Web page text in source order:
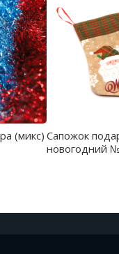
(микс) Сапожок
новогодний